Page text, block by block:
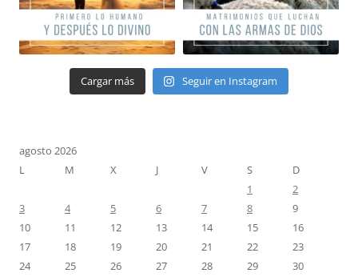
Cargar más Seguir en Instagram
agosto 2026
L
M X J V S
D
1
2
3
4 5 6 7 8
9
10
11 12 13 14 15
16
17
18 19 20 21 22
23
24
25 26 27 28 29
30